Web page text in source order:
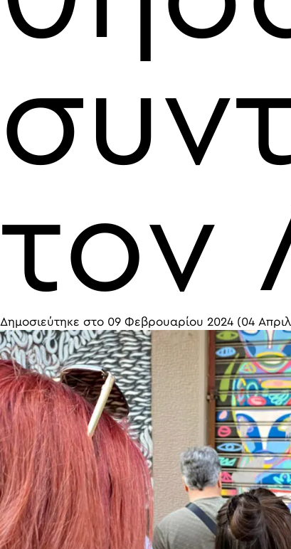
τον
Δημοσιεύτηκε στο 09 Φεβρουαρίου 2024 (04